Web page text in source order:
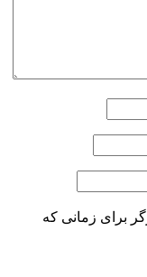
برای زمانی که